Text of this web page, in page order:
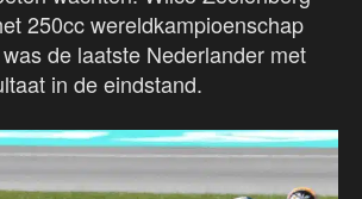
250cc wereldkampioenschap
de laatste Nederlander met
in de eindstand.